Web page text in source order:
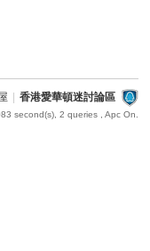
香港愛華頓迷討論區
second(s), 2 queries , Apc On.